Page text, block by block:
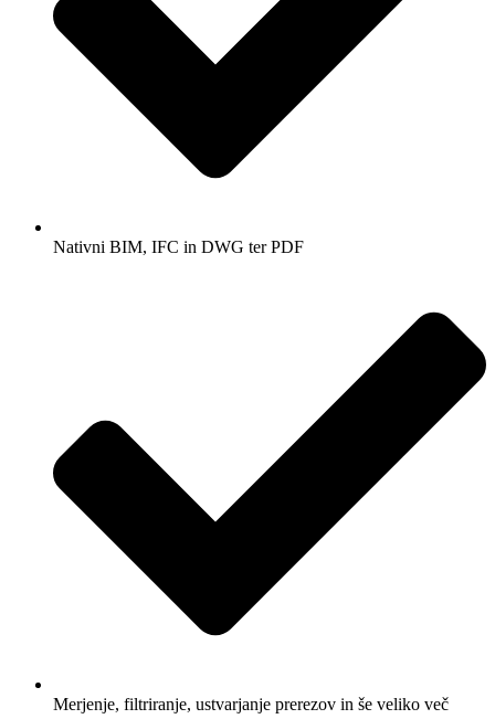
Nativni BIM, IFC in DWG ter PDF
Merjenje, filtriranje, ustvarjanje prerezov in še veliko več